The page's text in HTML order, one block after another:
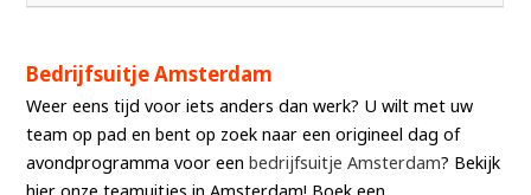
Bedrijfsuitje Amsterdam
Weer eens tijd voor iets anders dan werk? U wilt met uw
team op pad en bent op zoek naar een origineel dag of
avondprogramma voor eenbedrijfsuitje Amsterdam? Bekijk